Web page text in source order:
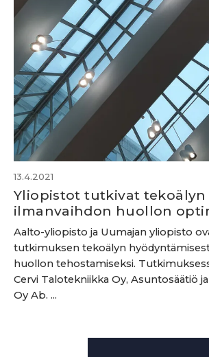
13.4.2021
Yliopistot tutkivat tekoälyn
ilmanvaihdon huollon
Aalto-yliopisto ja Uumajan yliopisto
tutkimuksen tekoälyn
huollon tehostamiseksi.
Cervi Talotekniikka Oy, Asuntosäätiö
Oy Ab. ...